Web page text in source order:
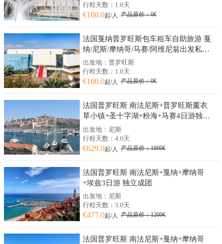
行程天数：1.0天
€100.0起/人 产品原价：0€
法国戛纳普罗旺斯包车租车自助旅游 戛
纳/尼斯/摩纳哥/马赛/阿维尼翁出发私人
订制
出发地：普罗旺斯
行程天数：1.0天
€100.0起/人 产品原价：0€
法国普罗旺斯 南法尼斯+普罗旺斯薰衣
草小镇+圣十字湖+粉海+马赛4日游独立
成团
出发地：尼斯
行程天数：4.0天
€629.0起/人 产品原价：1800€
法国普罗旺斯 南法尼斯+戛纳+摩纳哥
+埃兹3日游 独立成团
出发地：尼斯
行程天数：3.0天
€477.0起/人 产品原价：1200€
法国普罗旺斯 南法尼斯+戛纳+摩纳哥